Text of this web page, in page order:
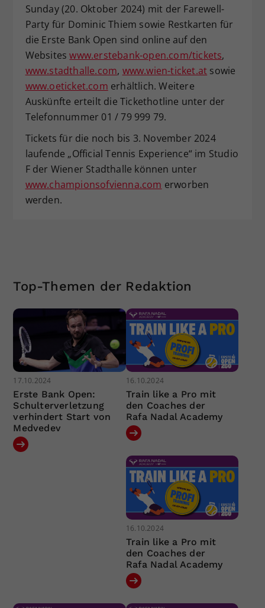
Sunday (20. Oktober 2024) mit der Farewell-
Party für Dominic Thiem sowie Restkarten für
die Erste Bank Open sind online auf den
Websiteswww.erstebank-open.com/tickets,
www.stadthalle.com, www.wien-ticket.at sowie
www.oeticket.com erhältlich. Weitere
Auskünfte erteilt die Tickethotline unter der
Telefonnummer 01 / 79 999 79.
Tickets für die noch bis 3. November 2024
laufende „Official Tennis Experience“ im Studio
F der Wiener Stadthalle können unter
www.championsofvienna.com erworben
werden.
Top-Themen der Redaktion
17.10.2024
Erste Bank Open:
Schulterverletzung
verhindert Start von
Medvedev
16.10.2024
Train like a Pro mit
den Coaches der
Rafa Nadal Academy
16.10.2024
Train like a Pro mit
den Coaches der
Rafa Nadal Academy